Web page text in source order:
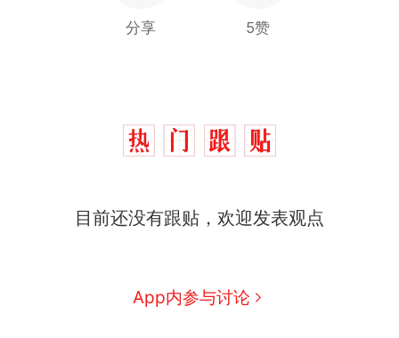
分享 5赞
目前还没有跟贴，欢迎发表观点
App内参与讨论
因老师一句“跟我回家”改写了
协会回应
笔试第一被第二名传话劝弃考
官方通报